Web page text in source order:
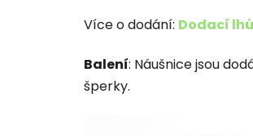
Více o dodání: Dodací
Balení: Náušnice jsou
šperky.